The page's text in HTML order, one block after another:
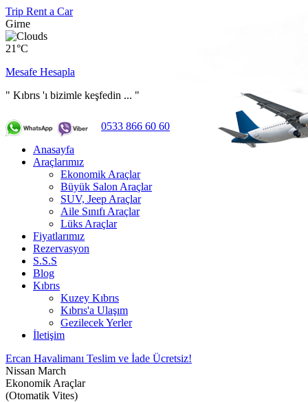
Trip Rent a Car
Girne
21°C
Mesafe Hesapla
" Kıbrıs 'ı bizimle keşfedin ... "
0533 866 60 60
Anasayfa
Araçlarımız
Ekonomik Araçlar
Büyük Salon Araçlar
SUV, Jeep Araçlar
Aile Sınıfı Araçlar
Lüks Araçlar
Fiyatlarımız
Rezervasyon
S.S.S
Blog
Kıbrıs
Kuzey Kıbrıs
Kıbrıs'a Ulaşım
Gezilecek Yerler
İletişim
Ercan Havalimanı Teslim ve İade Ücretsiz!
Nissan March
Ekonomik Araçlar
(Otomatik Vites)